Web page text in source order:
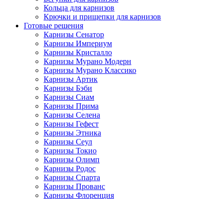
Кольца для карнизов
Крючки и прищепки для карнизов
Готовые решения
Карнизы Сенатор
Карнизы Империум
Карнизы Кристалло
Карнизы Мурано Модерн
Карнизы Мурано Классико
Карнизы Артик
Карнизы Бэби
Карнизы Сиам
Карнизы Прима
Карнизы Селена
Карнизы Гефест
Карнизы Этника
Карнизы Сеул
Карнизы Токио
Карнизы Олимп
Карнизы Родос
Карнизы Спарта
Карнизы Прованс
Карнизы Флоренция